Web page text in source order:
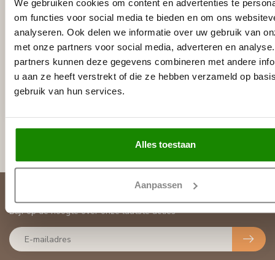
We gebruiken cookies om content en advertenties te
om functies voor social media te bieden en om ons
analyseren. Ook delen we informatie over uw gebruik van
met onze partners voor social media, adverteren en
partners kunnen deze gegevens combineren met andere
u aan ze heeft verstrekt of die ze hebben verzameld op
gebruik van hun services.
Alles toestaan
Aanpassen
VIDELLA
Wandlijst SR4 (40 x 15
€8,90
Blijf op de hoogte over onze laatste acties